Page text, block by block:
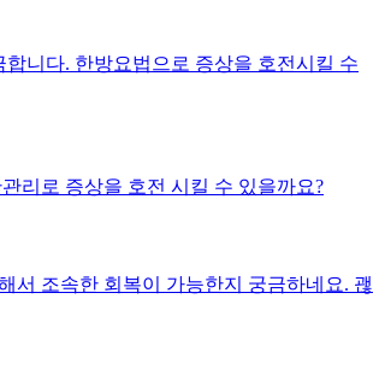
니다. 한방요법으로 증상을 호전시킬 수
리로 증상을 호전 시킬 수 있을까요?
서 조속한 회복이 가능한지 궁금하네요. 괞